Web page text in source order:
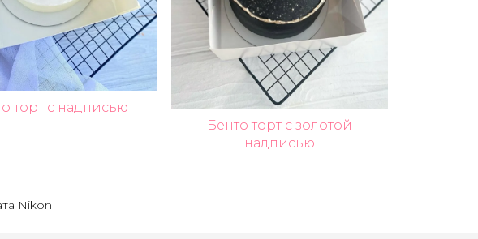
торт с надписью
Бенто торт с золотой
надписью
Nіkon